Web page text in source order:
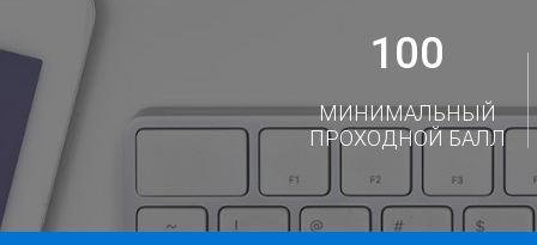
100
МИНИМАЛЬНЫЙ
ПРОХОДНОЙ БАЛЛ